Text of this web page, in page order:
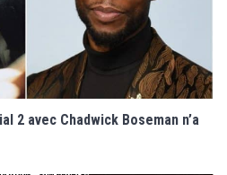
2 avec Chadwick Boseman n’a